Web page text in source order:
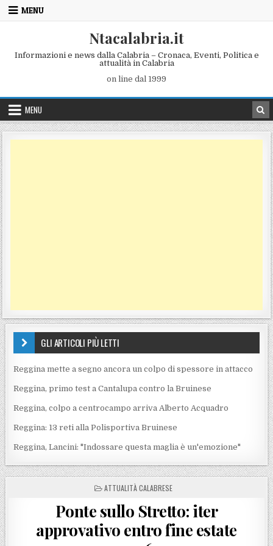
Skip to content
MENU
Ntacalabria.it
Informazioni e news dalla Calabria – Cronaca, Eventi, Politica e
attualità in Calabria
on line dal 1999
MENU
GLI ARTICOLI PIÙ LETTI
Reggina mette a segno ancora un colpo di spessore in attacco
Reggina, primo test a Cantalupa contro la Bruinese
Reggina, colpo a centrocampo arriva Alberto Acquadro
Reggina: 13 reti alla Polisportiva Bruinese
Reggina, Lancini: "Indossare questa maglia è un'emozione"
POSTED IN
ATTUALITÀ CALABRESE
Ponte sullo Stretto: iter
approvativo entro fine estate